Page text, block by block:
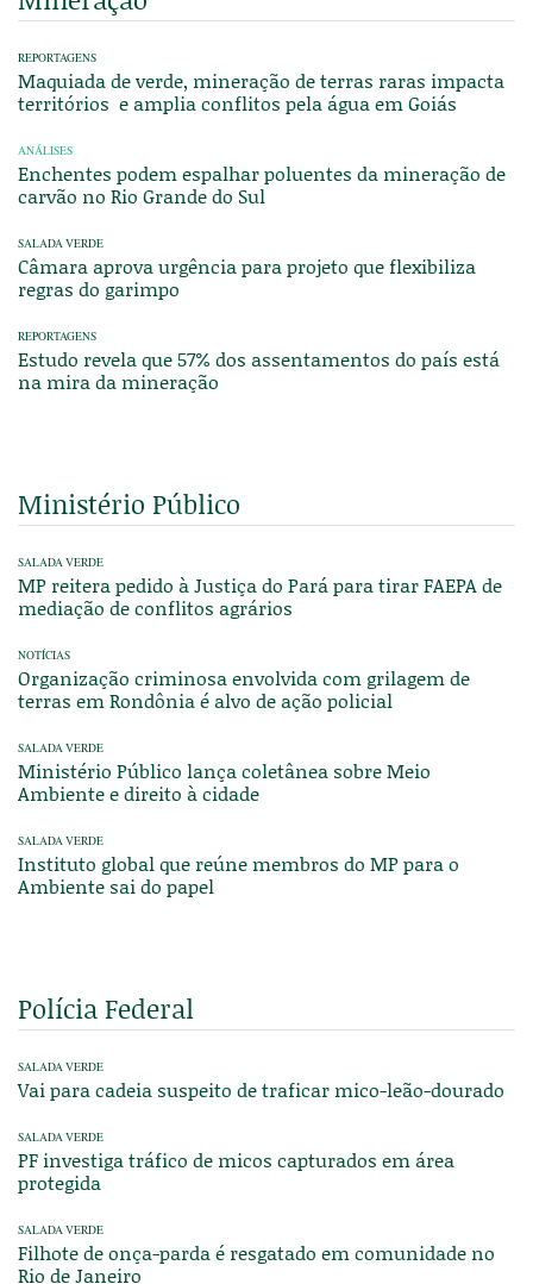
REPORTAGENS
Maquiada de verde, mineração de terras raras impacta
territórios e amplia conflitos pela água em Goiás
ANÁLISES
Enchentes podem espalhar poluentes da mineração de
carvão no Rio Grande do Sul
SALADA VERDE
Câmara aprova urgência para projeto que flexibiliza
regras do garimpo
REPORTAGENS
Estudo revela que 57% dos assentamentos do país está
na mira da mineração
Ministério Público
SALADA VERDE
MP reitera pedido à Justiça do Pará para tirar FAEPA de
mediação de conflitos agrários
NOTÍCIAS
Organização criminosa envolvida com grilagem de
terras em Rondônia é alvo de ação policial
SALADA VERDE
Ministério Público lança coletânea sobre Meio
Ambiente e direito à cidade
SALADA VERDE
Instituto global que reúne membros do MP para o
Ambiente sai do papel
Polícia Federal
SALADA VERDE
Vai para cadeia suspeito de traficar mico-leão-dourado
SALADA VERDE
PF investiga tráfico de micos capturados em área
protegida
SALADA VERDE
Filhote de onça-parda é resgatado em comunidade no
Rio de Janeiro